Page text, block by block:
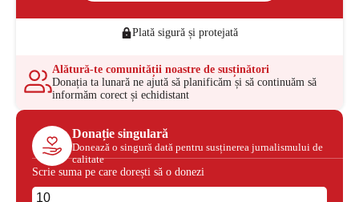
Plată sigură și protejată
Alătură-te comunității noastre de susținători
Donația ta lunară ne ajută să planificăm și să continuăm să
informăm corect și echidistant
Donație singulară
Donează o singură dată pentru susținerea jurnalismului de
calitate
Scrie suma pe care dorești să o donezi